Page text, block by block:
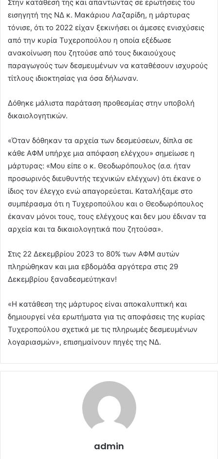
Στην κατάθεσή της και απαντώντας σε ερωτήσεις του
εισηγητή της ΝΔ κ. Μακάριου Λαζαρίδη, η μάρτυρας
τόνισε, ότι το 2022 είχαν ξεκινήσει οι άμεσες ενισχύσεις
από την κυρία Τυχεροπούλου η οποία εξέδωσε
ανακοίνωση που ζητούσε από τους δικαιούχους
παραγωγούς των δεσμευμένων να καταθέσουν ισχυρούς
τίτλους ιδιοκτησίας για όσα δήλωναν.
Δόθηκε μάλιστα παράταση προθεσμίας στην υποβολή
δικαιολογητικών.
«Όταν δόθηκαν τα αρχεία των δεσμεύσεων, δίπλα σε
κάθε ΑΦΜ υπήρχε μια απόφαση ελέγχου» σημείωσε η
μάρτυρας: «Μου είπε ο κ. Θεοδωρόπουλος (σ.σ. ήταν
προσωρινός διευθυντής τεχνικών ελέγχων) ότι έκανε ο
ίδιος τον έλεγχο ενώ απαγορεύεται. Καταλήξαμε στο
συμπέρασμα ότι η Τυχεροπούλου και ο Θεοδωρόπουλος
έκαναν μόνοι τους, τους ελέγχους και δεν μου έδιναν τα
αρχεία και τα δικαιολογητικά που ζητούσα».
Στις 22 Δεκεμβρίου 2023 το 80% των ΑΦΜ αυτών
πληρώθηκαν και μια εβδομάδα αργότερα στις 29
Δεκεμβρίου ξαναδεσμεύτηκαν!
«Η κατάθεση της μάρτυρος είναι αποκαλυπτική και
δημιουργεί νέα ερωτήματα για τις αποφάσεις της κυρίας
Τυχεροπούλου σχετικά με τις πληρωμές δεσμευμένων
λογαριασμών», επισημαίνουν πηγές της ΝΔ.
admin